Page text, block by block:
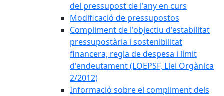
del pressupost de l'any en curs
Modificació de pressupostos
Compliment de l'objectiu d'estabilitat
pressupostària i sostenibilitat
financera, regla de despesa i límit
d'endeutament (LOEPSF, Llei Orgànica
2/2012)
Informació sobre el compliment dels